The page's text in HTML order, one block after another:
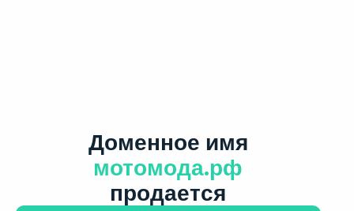
Доменное имя
мотомода.рф
продается